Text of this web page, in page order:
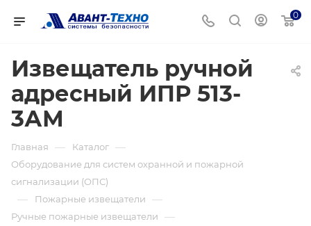
0
Извещатель ручной
адресный ИПР 513-
3АМ
Главная — Каталог —
Оборудование для систем охранной и пожарной
сигнализации (ОПС)
— Пожарные извещатели —
Ручные пожарные извещатели —